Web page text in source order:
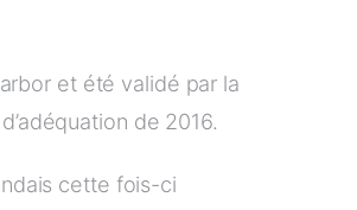
et été validé par la
de 2016.
cette fois-ci